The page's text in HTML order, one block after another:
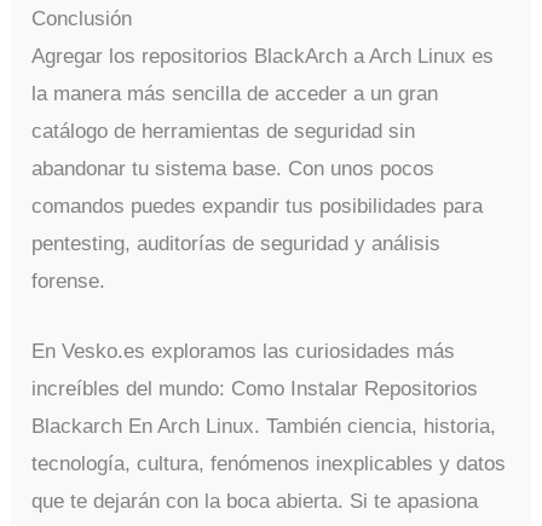
Conclusión
Agregar los repositorios BlackArch a Arch Linux es
la manera más sencilla de acceder a un gran
catálogo de herramientas de seguridad sin
abandonar tu sistema base. Con unos pocos
comandos puedes expandir tus posibilidades para
pentesting, auditorías de seguridad y análisis
forense.
En Vesko.es exploramos las curiosidades más
increíbles del mundo: Como Instalar Repositorios
Blackarch En Arch Linux. También ciencia, historia,
tecnología, cultura, fenómenos inexplicables y datos
que te dejarán con la boca abierta. Si te apasiona